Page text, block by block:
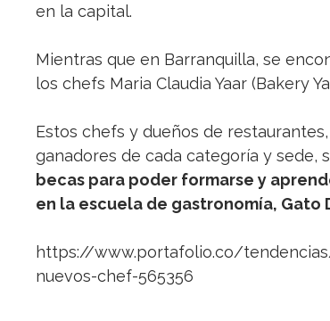
en la capital.
Mientras que en Barranquilla, se
los chefs Maria Claudia Yaar (Bakery
Estos chefs y dueños de
ganadores de cada categoría y sede,
becas para poder formarse y
en la escuela de gastronomía, Gato
https://www.portafolio.co/
nuevos-chef-565356